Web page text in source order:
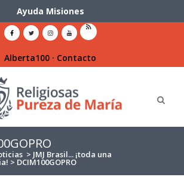
Ayuda Misiones
Alberta100 · Contacto
> JMJ Brasil... ¡toda una
> DCIM100GOPRO